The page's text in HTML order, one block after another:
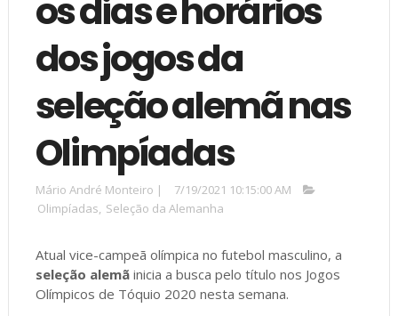
os dias e horários
dos jogos da
seleção alemã nas
Olimpíadas
Mário André Monteiro |
7/19/2021 10:15:00 AM
Olimpíadas, Seleção da Alemanha
Atual vice-campeã olímpica no futebol masculino, a
seleção alemãinicia a busca pelo título nos Jogos
Olímpicos de Tóquio 2020 nesta semana.